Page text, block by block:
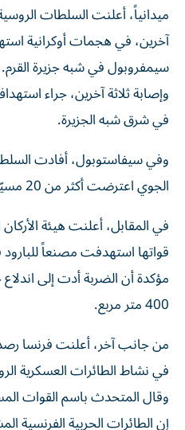
ميدانياً، أعلنت السلطات
آخرين، في هجمات أوكرانية
سيمفروبول في شبه جزيرة
وإصابة ثلاثة آخرين، جراء
في شرق شبه الجزيرة.
وفي سيفاستوبول، أفادت
الجوي اعترضت أكثر من 20 مسيّرة أوكرانية.
في المقابل، أعلنت هيئة
قواتها استهدفت مصنعاً
مؤكدة أن الضربة أدت إلى
400 متر مربع.
من جانب آخر، أعلنت فرنسا
في نشاط الطائرات العسكرية
وقال المتحدث باسم القوات
إن الطائرات الحربية